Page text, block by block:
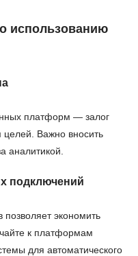
использованию
платформ — залог
целей. Важно вносить
аналитикой.
подключений
позволяет экономить
к платформам
для автоматического